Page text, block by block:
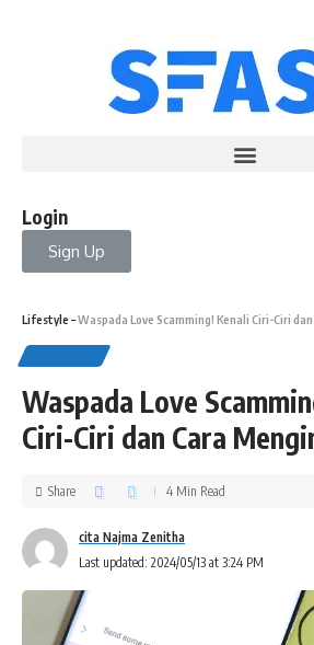
Login
Sign Up
Lifestyle –Waspada Love Scamming! Kenali Ciri-Ciri
Waspada Love
Ciri-Ciri dan Cara
Last updated: 2024/05/13 at 3:24 PM
cita Najma Zenitha
Share 4 Min Read